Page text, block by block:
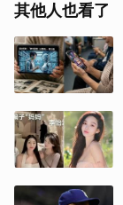
其他人也看了